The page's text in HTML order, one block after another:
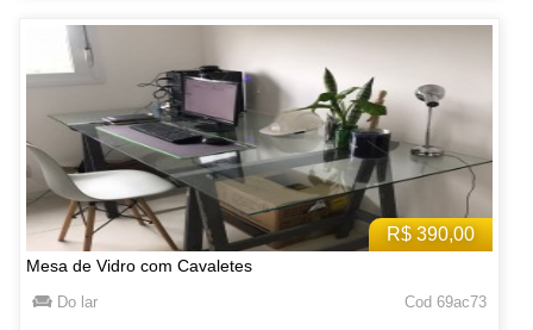
R$ 390,00
Mesa de Vidro com Cavaletes
Do lar Cod 69ac73